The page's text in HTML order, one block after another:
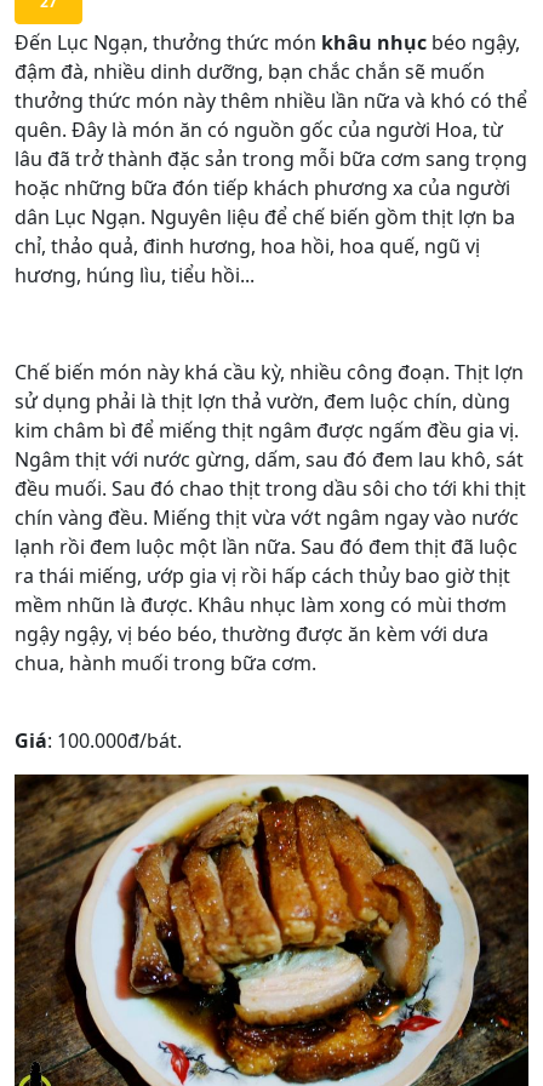
Đến Lục Ngạn, thưởng thức món khâu nhục béo ngậy,
đậm đà, nhiều dinh dưỡng, bạn chắc chắn sẽ muốn
thưởng thức món này thêm nhiều lần nữa và khó có thể
quên. Đây là món ăn có nguồn gốc của người Hoa, từ
lâu đã trở thành đặc sản trong mỗi bữa cơm sang trọng
hoặc những bữa đón tiếp khách phương xa của người
dân Lục Ngạn. Nguyên liệu để chế biến gồm thịt lợn ba
chỉ, thảo quả, đinh hương, hoa hồi, hoa quế, ngũ vị
hương, húng lìu, tiểu hồi...
Chế biến món này khá cầu kỳ, nhiều công đoạn. Thịt lợn
sử dụng phải là thịt lợn thả vườn, đem luộc chín, dùng
kim châm bì để miếng thịt ngâm được ngấm đều gia vị.
Ngâm thịt với nước gừng, dấm, sau đó đem lau khô, sát
đều muối. Sau đó chao thịt trong dầu sôi cho tới khi thịt
chín vàng đều. Miếng thịt vừa vớt ngâm ngay vào nước
lạnh rồi đem luộc một lần nữa. Sau đó đem thịt đã luộc
ra thái miếng, ướp gia vị rồi hấp cách thủy bao giờ thịt
mềm nhũn là được. Khâu nhục làm xong có mùi thơm
ngậy ngậy, vị béo béo, thường được ăn kèm với dưa
chua, hành muối trong bữa cơm.
Giá: 100.000đ/bát.